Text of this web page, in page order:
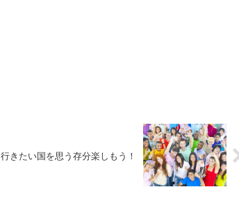
行きたい国を思う存分楽しもう！